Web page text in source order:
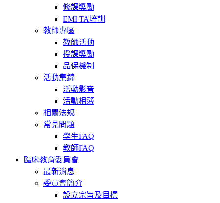
修課獎勵
EMI TA培訓
教師專區
教師活動
授課獎勵
品保機制
活動集錦
活動影音
活動相簿
相關法規
常見問題
學生FAQ
教師FAQ
臨床教育委員會
最新消息
委員會簡介
設立宗旨及目標